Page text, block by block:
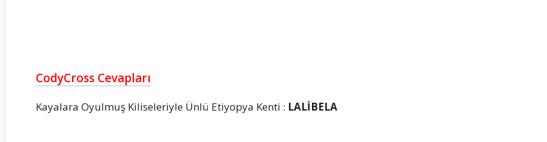
CodyCross Cevapları
Kayalara Oyulmuş Kiliseleriyle Ünlü Etiyopya Kenti : LALİBELA